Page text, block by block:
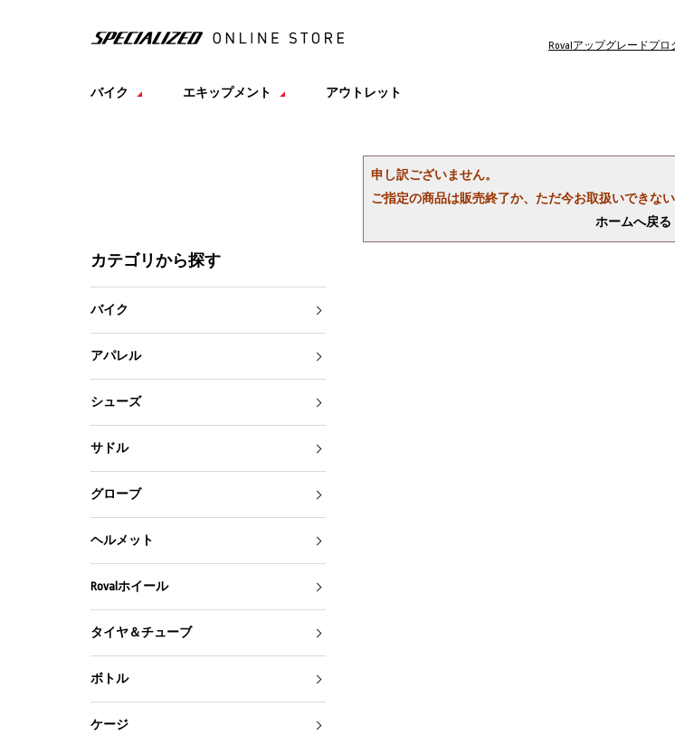
Rovalアップグレードプロ
バイク エキップメント アウトレット
申し訳ございません。
ご指定の商品は販売終了か、ただ今お取扱いできない
ホームへ戻る
カテゴリから探す
バイク
アパレル
シューズ
サドル
グローブ
ヘルメット
Rovalホイール
タイヤ＆チューブ
ボトル
ケージ